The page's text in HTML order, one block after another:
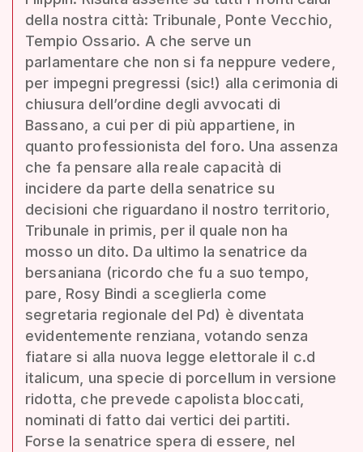
della nostra città: Tribunale, Ponte Vecchio,
Tempio Ossario. A che serve un
parlamentare che non si fa neppure vedere,
per impegni pregressi (sic!) alla cerimonia di
chiusura dell’ordine degli avvocati di
Bassano, a cui per di più appartiene, in
quanto professionista del foro. Una assenza
che fa pensare alla reale capacità di
incidere da parte della senatrice su
decisioni che riguardano il nostro territorio,
Tribunale in primis, per il quale non ha
mosso un dito. Da ultimo la senatrice da
bersaniana (ricordo che fu a suo tempo,
pare, Rosy Bindi a sceglierla come
segretaria regionale del Pd) è diventata
evidentemente renziana, votando senza
fiatare si alla nuova legge elettorale il c.d
italicum, una specie di porcellum in versione
ridotta, che prevede capolista bloccati,
nominati di fatto dai vertici dei partiti.
Forse la senatrice spera di essere, nel